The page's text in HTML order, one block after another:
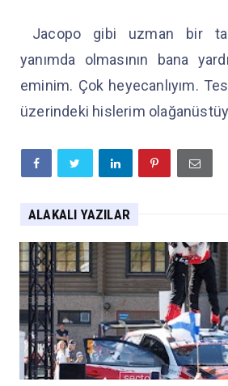
Jacopo gibi uzman bir
yanımda olmasının bana
eminim. Çok heyecanlıyım.
üzerindeki hislerim
ALAKALI YAZILAR